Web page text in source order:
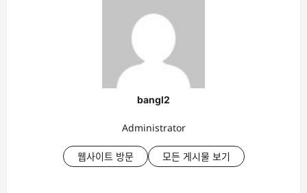
bangl2
Administrator
웹사이트 방문 모든 게시물 보기